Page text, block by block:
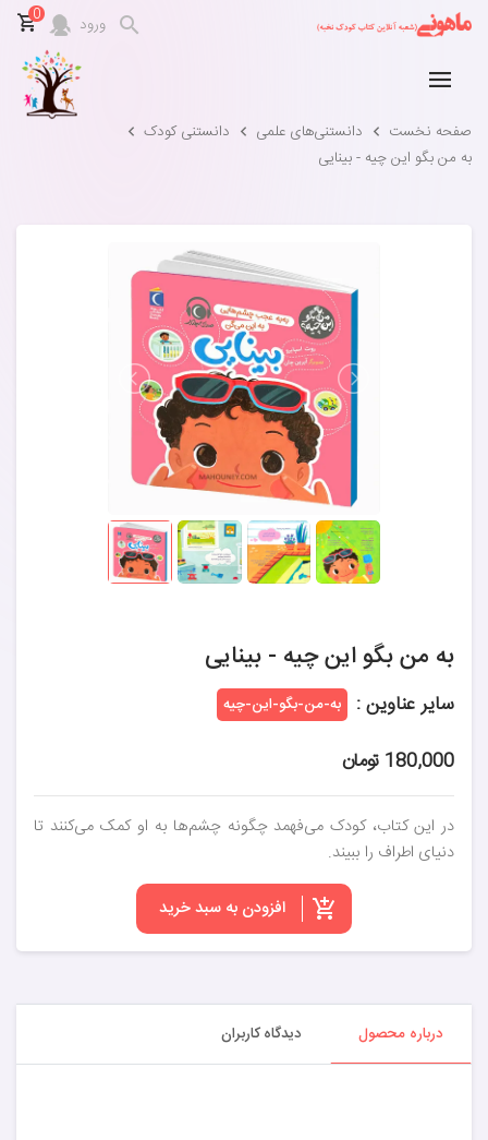
ورود 0
صفحه نخست دانستنی‌های علمی
دانستنی کودک
به من بگو این چیه - بینایی
به من بگو این چیه - بینایی
سایر عناوین : به-من-بگو-این-چیه
180,000 تومان
در این کتاب، کودک می‌فهمد چگونه چشم‌ها به او کمک می‌کنند تا
دنیای اطراف را ببیند.
افزودن به سبد خرید
درباره محصول دیدگاه کاربران